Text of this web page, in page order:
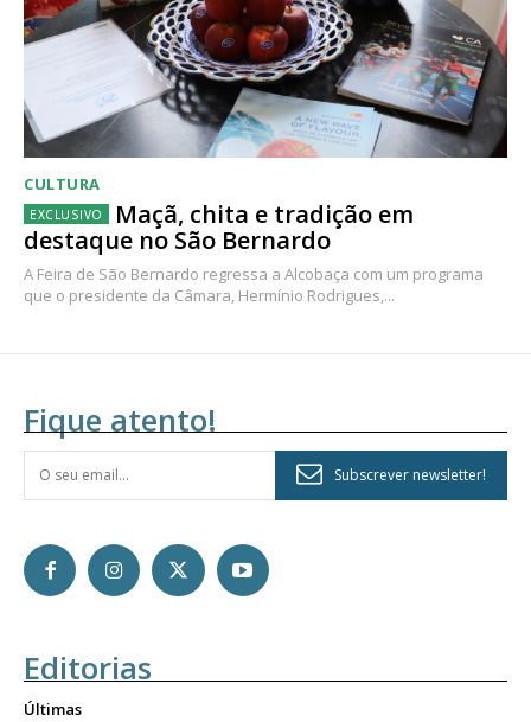
CULTURA
Maçã, chita e tradição em
destaque no São Bernardo
A Feira de São Bernardo regressa a Alcobaça com um programa
que o presidente da Câmara, Hermínio Rodrigues,...
Fique atento!
Subscrever newsletter!
Editorias
Últimas